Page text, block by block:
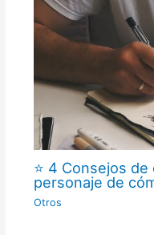
⭐ 4 Consejos
personaje de
Otros